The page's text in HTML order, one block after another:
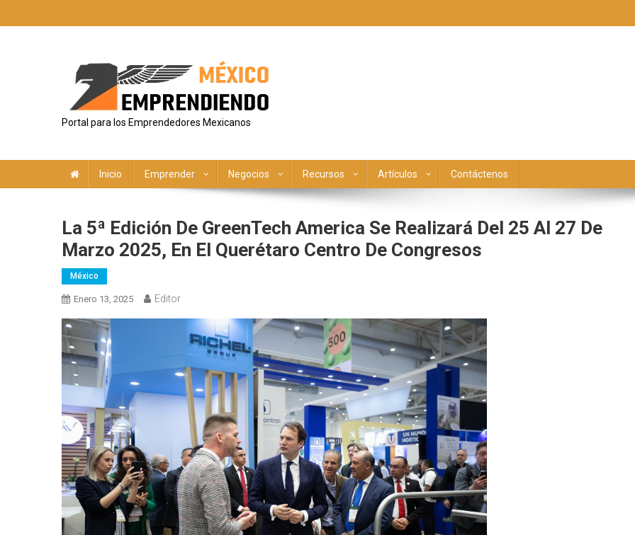
al
Portal para los Emprendedores Mexicanos
Inicio Emprender Negocios Recursos Artículos Contáctenos
La 5ª Edición De GreenTech America Se Realizará Del 25 Al 27 De
Marzo 2025, En El Querétaro Centro De Congresos
México
Enero 13, 2025 Editor